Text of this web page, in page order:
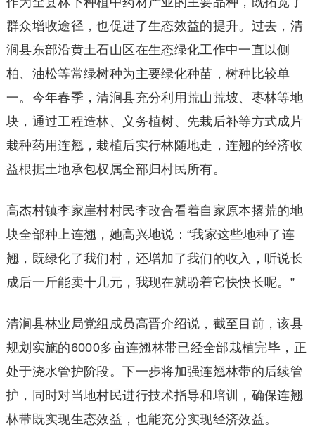
群众增收途径，也促进了生态效益的提升。过去，清
涧县东部沿黄土石山区在生态绿化工作中一直以侧
柏、油松等常绿树种为主要绿化种苗，树种比较单
一。今年春季，清涧县充分利用荒山荒坡、枣林等地
块，通过工程造林、义务植树、先栽后补等方式成片
栽种药用连翘，栽植后实行林随地走，连翘的经济收
益根据土地承包权属全部归村民所有。
高杰村镇李家崖村村民李改合看着自家原本撂荒的地
块全部种上连翘，她高兴地说：“我家这些地种了连
翘，既绿化了我们村，还增加了我们的收入，听说长
成后一斤能卖十几元，我现在就盼着它快快长呢。”
清涧县林业局党组成员高晋介绍说，截至目前，该县
规划实施的6000多亩连翘林带已经全部栽植完毕，正
处于浇水管护阶段。下一步将加强连翘林带的后续管
护，同时对当地村民进行技术指导和培训，确保连翘
林带既实现生态效益，也能充分实现经济效益。